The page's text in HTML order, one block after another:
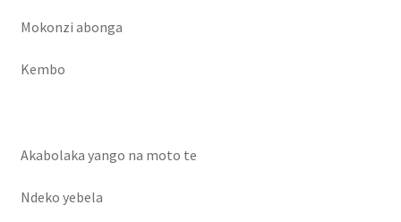
Nouveautés
olingi nini
Mokonzi abonga
Kembo
Akabolaka yango na moto te
Ndeko yebela